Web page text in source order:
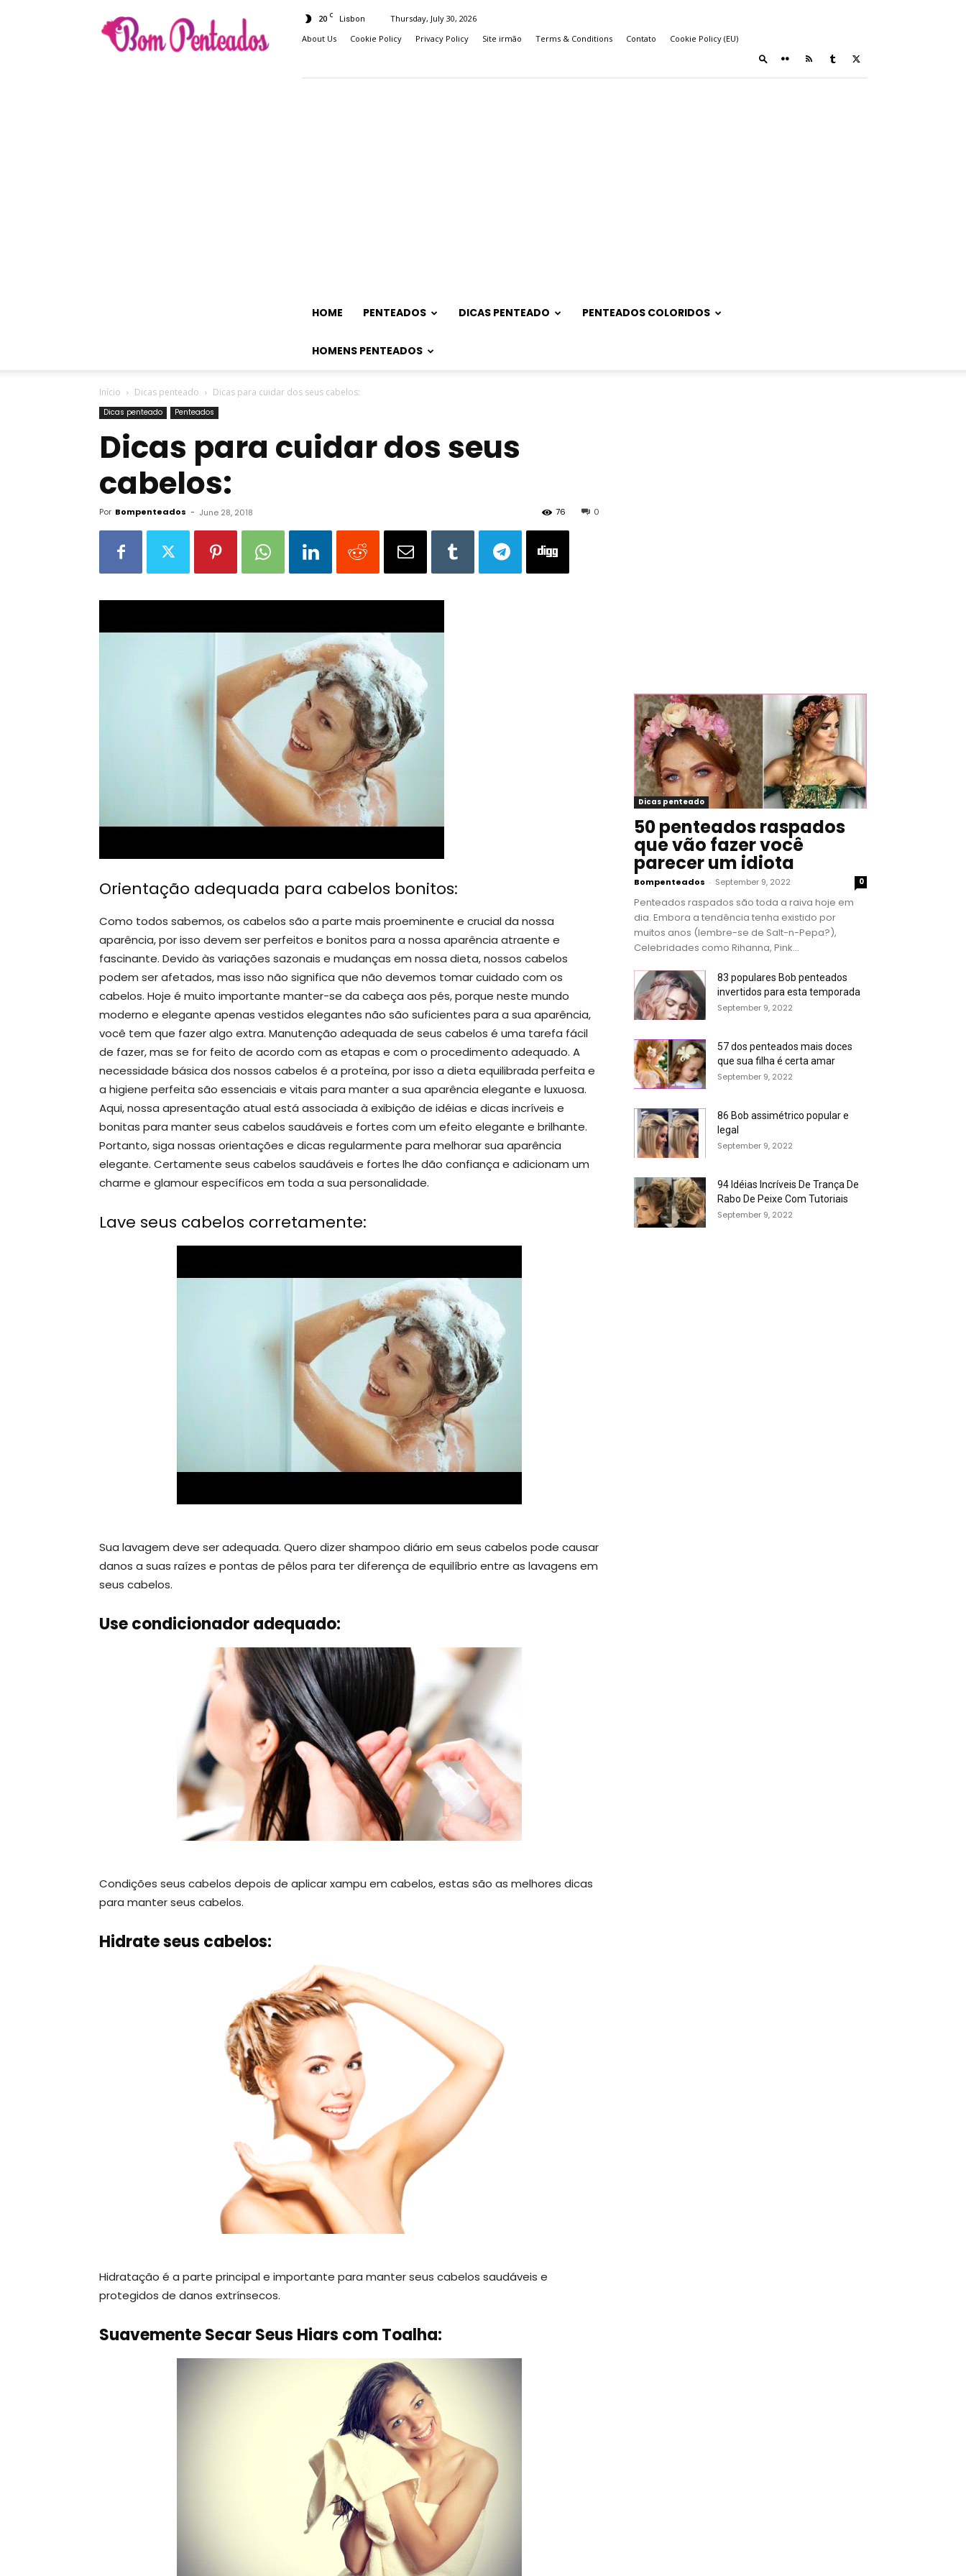
Penteados
20 C Lisbon
Thursday, July 30, 2026
About Us
Cookie Policy Privacy Policy Site irmão Terms & Conditions Contato Cookie Policy (EU)
HOME PENTEADOS DICAS PENTEADO PENTEADOS COLORIDOS
HOMENS PENTEADOS
Início Dicas penteado Dicas para cuidar dos seus cabelos:
Dicas penteado Penteados
Dicas para cuidar dos seus
cabelos:
Por Bompenteados - June 28, 2018 0
76
Orientação adequada para cabelos bonitos:
Como todos sabemos, os cabelos são a parte mais proeminente e crucial da nossa
aparência, por isso devem ser perfeitos e bonitos para a nossa aparência atraente e
fascinante. Devido às variações sazonais e mudanças em nossa dieta, nossos cabelos
podem ser afetados, mas isso não significa que não devemos tomar cuidado com os
cabelos. Hoje é muito importante manter-se da cabeça aos pés, porque neste mundo
moderno e elegante apenas vestidos elegantes não são suficientes para a sua aparência,
você tem que fazer algo extra. Manutenção adequada de seus cabelos é uma tarefa fácil
de fazer, mas se for feito de acordo com as etapas e com o procedimento adequado. A
necessidade básica dos nossos cabelos é a proteína, por isso a dieta equilibrada perfeita e
a higiene perfeita são essenciais e vitais para manter a sua aparência elegante e luxuosa.
Aqui, nossa apresentação atual está associada à exibição de idéias e dicas incríveis e
bonitas para manter seus cabelos saudáveis ​​e fortes com um efeito elegante e brilhante.
Portanto, siga nossas orientações e dicas regularmente para melhorar sua aparência
elegante. Certamente seus cabelos saudáveis ​​e fortes lhe dão confiança e adicionam um
charme e glamour específicos em toda a sua personalidade.
Lave seus cabelos corretamente:
Sua lavagem deve ser adequada. Quero dizer shampoo diário em seus cabelos pode causar
danos a suas raízes e pontas de pêlos para ter diferença de equilíbrio entre as lavagens em
seus cabelos.
Use condicionador adequado:
Condições seus cabelos depois de aplicar xampu em cabelos, estas são as melhores dicas
para manter seus cabelos.
Hidrate seus cabelos:
Hidratação é a parte principal e importante para manter seus cabelos saudáveis ​​e
protegidos de danos extrínsecos.
Suavemente Secar Seus Hiars com Toalha:
Dicas penteado
50 penteados raspados
que vão fazer você
parecer um idiota
Bompenteados - September 9, 2022 0
Penteados raspados são toda a raiva hoje em
dia. Embora a tendência tenha existido por
muitos anos (lembre-se de Salt-n-Pepa?),
Celebridades como Rihanna, Pink...
83 populares Bob penteados
invertidos para esta temporada
September 9, 2022
57 dos penteados mais doces
que sua filha é certa amar
September 9, 2022
86 Bob assimétrico popular e
legal
September 9, 2022
94 Idéias Incríveis De Trança De
Rabo De Peixe Com Tutoriais
September 9, 2022